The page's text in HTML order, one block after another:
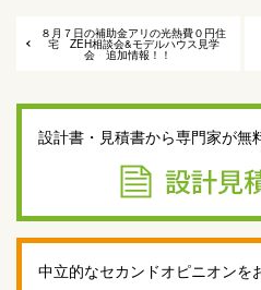
８月７日の補助金アリの光熱費０円住
宅 ZEH相談会&モデルハウス見学
会 追加情報！！
設計書・見積書から専門家が無
中立的なセカンドオピニオンを